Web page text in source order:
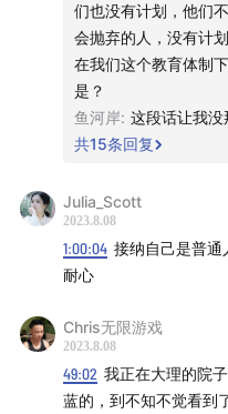
投资第 1 课》是有知有
资入门课程。你可以随时
完整内容
么，欢迎点击这里，或者
的店铺」，购买由读库出
收听方式
有知有行、小宇宙、喜
果播客、三联中读、蜻蜓
Spotify、Amazon Music
Casts、Castro 等泛用型
本播客所述投资相关内容
们也没有计划，他们
会抛弃的人，没有计
在我们这个教育体制
是？
鱼河岸: 这段话让我没
共15条回复
Julia_Scott
2023.8.08
1:00:04 接纳自己是普通
耐心
Chris无限游戏
2023.8.08
49:02 我正在大理的院
蓝的，到不知不觉看到